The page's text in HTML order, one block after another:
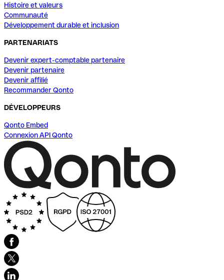
Histoire et valeurs
Communauté
Développement durable et inclusion
PARTENARIATS
Devenir expert-comptable partenaire
Devenir partenaire
Devenir affilié
Recommander Qonto
DÉVELOPPEURS
Qonto Embed
Connexion API Qonto